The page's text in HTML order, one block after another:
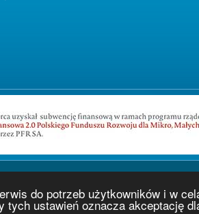
do potrzeb użytkowników i w
tych ustawień oznacza akceptację
Projekt i wykonanie www.charter.pl